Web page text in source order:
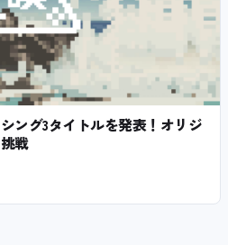
ング3タイトルを発表！オリジ
戦